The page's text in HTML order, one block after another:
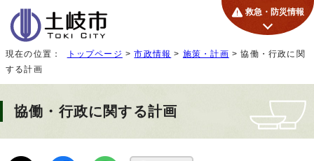
救急・防災情報
現在の位置： トップページ >市政情報 > 施策・計画 > 協働・行政に関
する計画
協働・行政に関する計画